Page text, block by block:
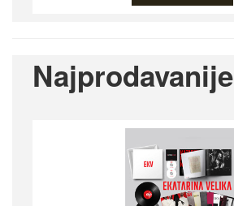
Najprodavanije